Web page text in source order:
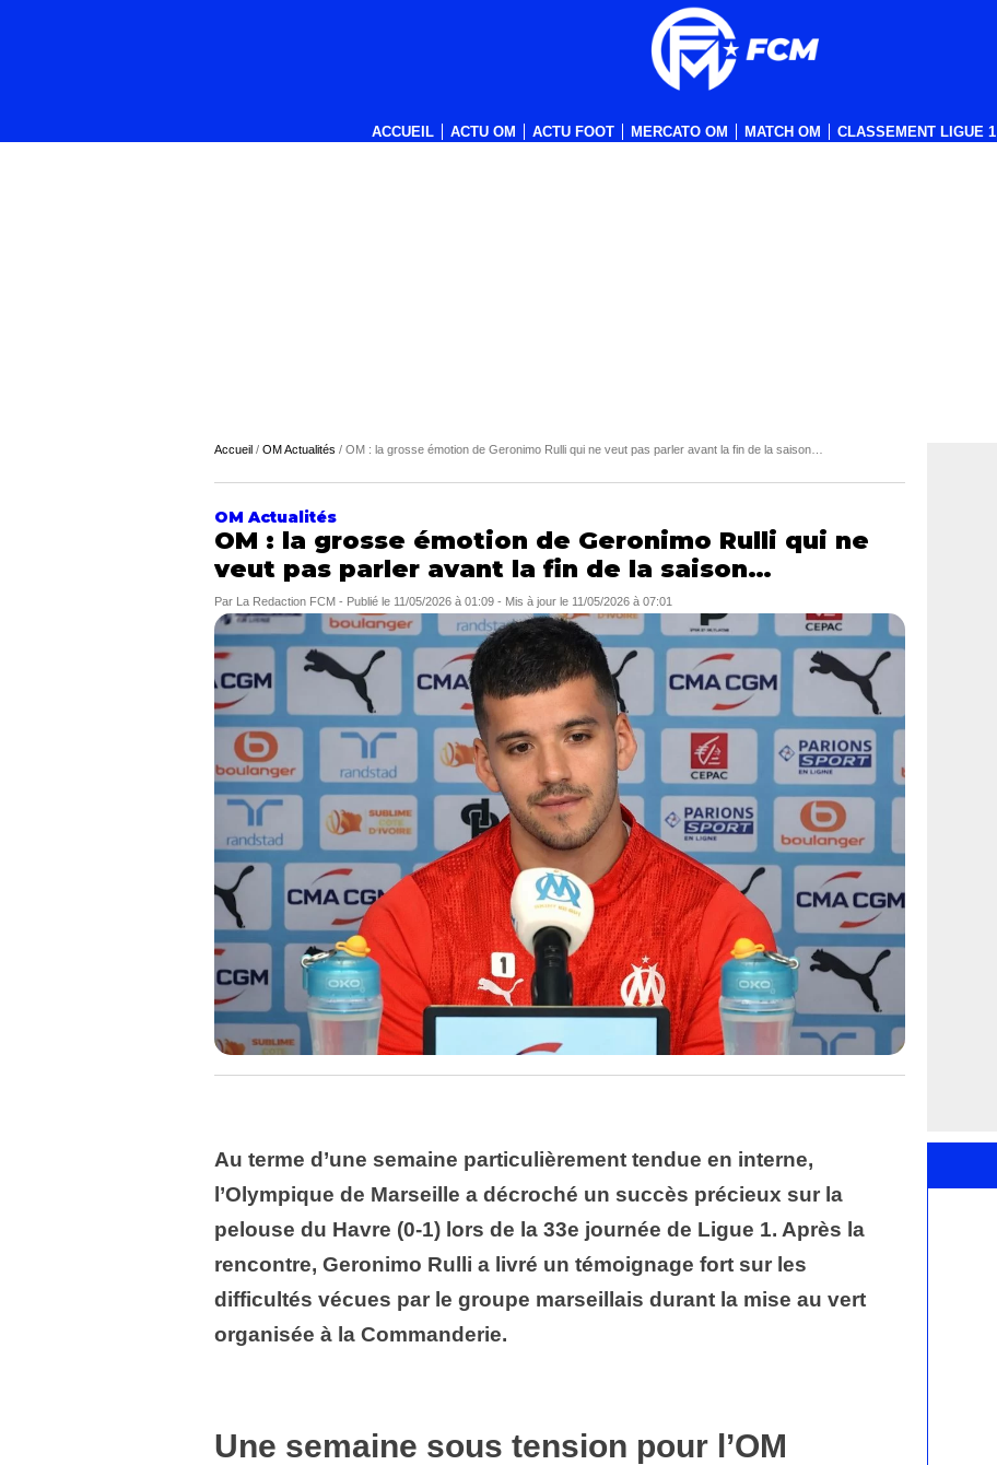
ACCUEIL ACTU OM ACTU FOOT MERCATO OM MATCH OM CLASSEMENT LIGUE 1
Accueil / OM Actualités / OM : la grosse émotion de Geronimo Rulli qui ne veut pas parler avant la fin de la saison…
OM Actualités
OM : la grosse émotion de Geronimo Rulli qui ne
veut pas parler avant la fin de la saison…
Par La Redaction FCM - Publié le 11/05/2026 à 01:09 - Mis à jour le 11/05/2026 à 07:01
Au terme d’une semaine particulièrement tendue en interne,
l’Olympique de Marseille a décroché un succès précieux sur la
pelouse du Havre (0-1) lors de la 33e journée de Ligue 1. Après la
rencontre, Geronimo Rulli a livré un témoignage fort sur les
difficultés vécues par le groupe marseillais durant la mise au vert
organisée à la Commanderie.
Une semaine sous tension pour l’OM